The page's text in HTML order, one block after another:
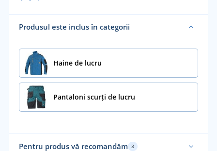
Produsul este inclus în categorii
Haine de lucru
Pantaloni scurți de lucru
Pentru produs vă recomandăm 3